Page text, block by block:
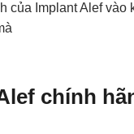
của Implant Alef
chính